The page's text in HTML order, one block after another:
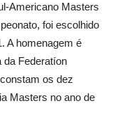
Americano Masters
foi escolhido
A homenagem é
da Federatíon
os dez
Masters no ano de